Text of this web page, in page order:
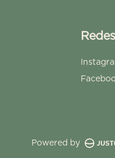
Powered by